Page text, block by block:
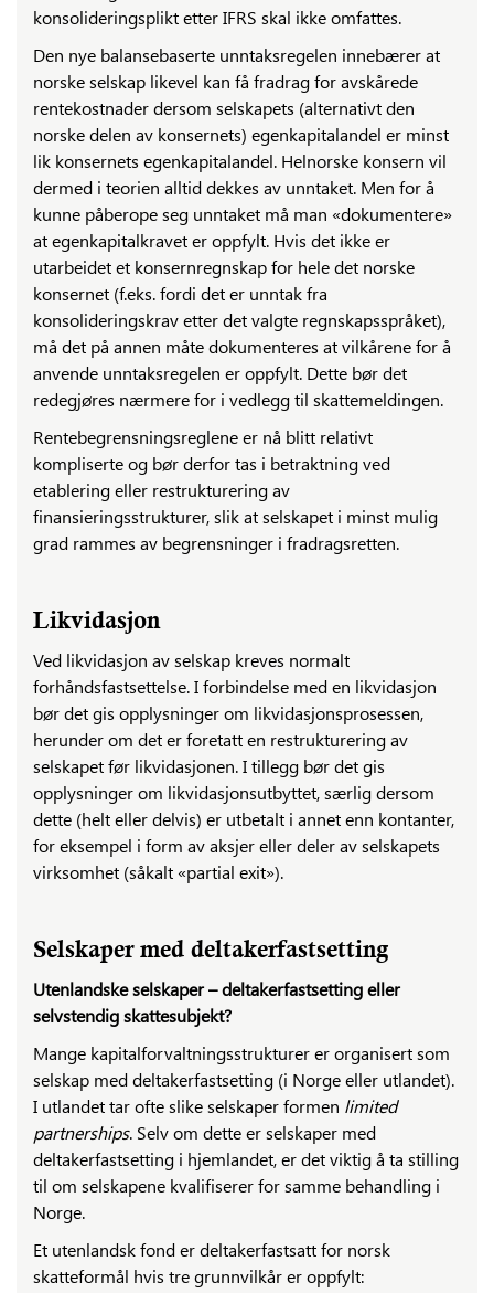
konsolideringsplikt etter IFRS skal ikke omfattes.
Den nye balansebaserte unntaksregelen innebærer at
norske selskap likevel kan få fradrag for avskårede
rentekostnader dersom selskapets (alternativt den
norske delen av konsernets) egenkapitalandel er minst
lik konsernets egenkapitalandel. Helnorske konsern vil
dermed i teorien alltid dekkes av unntaket. Men for å
kunne påberope seg unntaket må man «dokumentere»
at egenkapitalkravet er oppfylt. Hvis det ikke er
utarbeidet et konsernregnskap for hele det norske
konsernet (f.eks. fordi det er unntak fra
konsolideringskrav etter det valgte regnskapsspråket),
må det på annen måte dokumenteres at vilkårene for å
anvende unntaksregelen er oppfylt. Dette bør det
redegjøres nærmere for i vedlegg til skattemeldingen.
Rentebegrensningsreglene er nå blitt relativt
kompliserte og bør derfor tas i betraktning ved
etablering eller restrukturering av
finansieringsstrukturer, slik at selskapet i minst mulig
grad rammes av begrensninger i fradragsretten.
Likvidasjon
Ved likvidasjon av selskap kreves normalt
forhåndsfastsettelse. I forbindelse med en likvidasjon
bør det gis opplysninger om likvidasjonsprosessen,
herunder om det er foretatt en restrukturering av
selskapet før likvidasjonen. I tillegg bør det gis
opplysninger om likvidasjonsutbyttet, særlig dersom
dette (helt eller delvis) er utbetalt i annet enn kontanter,
for eksempel i form av aksjer eller deler av selskapets
virksomhet (såkalt «partial exit»).
Selskaper med deltakerfastsetting
Utenlandske selskaper – deltakerfastsetting eller
selvstendig skattesubjekt?
Mange kapitalforvaltningsstrukturer er organisert som
selskap med deltakerfastsetting (i Norge eller utlandet).
I utlandet tar ofte slike selskaper formen limited
partnerships. Selv om dette er selskaper med
deltakerfastsetting i hjemlandet, er det viktig å ta stilling
til om selskapene kvalifiserer for samme behandling i
Norge.
Et utenlandsk fond er deltakerfastsatt for norsk
skatteformål hvis tre grunnvilkår er oppfylt: